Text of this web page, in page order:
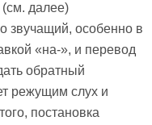
(см. далее)
звучащий, особенно в
«на-», и перевод
обратный
режущим слух и
постановка